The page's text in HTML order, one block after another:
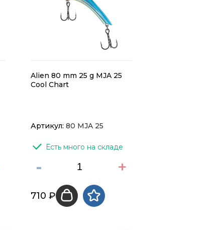
Alien 80 mm 25 g MJA 25
Cool Chart
Артикул: 80 MJA 25
Есть много на складе
- +
710 ₽